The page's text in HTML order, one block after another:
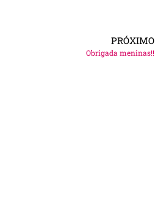
PRÓXIMO
Obrigada meninas!!